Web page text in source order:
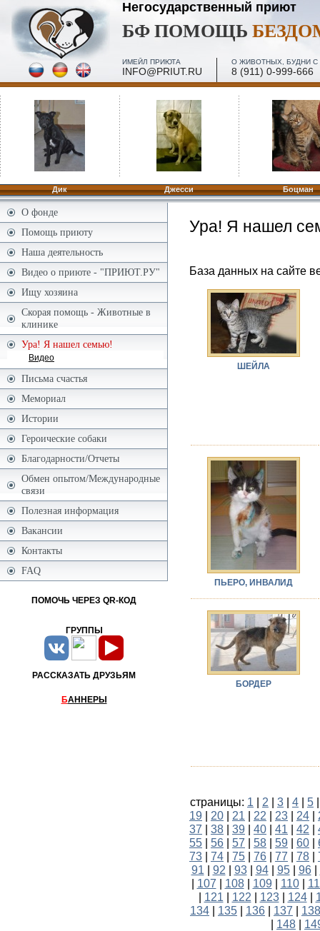
Негосударственный приют
БФ ПОМОЩЬ
ИМЕЙЛ ПРИЮТА
INFO@PRIUT.RU
О ЖИВОТНЫХ, БУДНИ С
8 (911) 0-999-666
ПОСЕЩЕНИЕ, МИНИ-ЭКСКУРСИИ - 2 И 4 ПЯТН.
Дик Джесси Боцман
Ура! Я нашел
База данных на сайте
ШЕЙЛА
ПЬЕРО, ИНВАЛИД
БОРДЕР
страницы: 1 | 2 | 3 | 4 | 5
19 | 20 | 21 | 22 | 23 | 24 |
37 | 38 | 39 | 40 | 41 | 42 |
55 | 56 | 57 | 58 | 59 | 60 |
73 | 74 | 75 | 76 | 77 | 78 |
91 | 92 | 93| 94| 95| 96|
| 107 | 108| 109 | 110|
| 121 | 122 | 123| 124|
134 | 135 | 136 | 137 | 138
| 148 |
О фонде
Помощь приюту
Наша деятельность
Видео о приюте - "ПРИЮТ.РУ"
Ищу хозяина
Скорая помощь - Животные в
клинике
Ура! Я нашел семью!
Видео
Письма счастья
Мемориал
Истории
Героические собаки
Благодарности/Отчеты
Обмен опытом/Международные
связи
Полезная информация
Вакансии
Контакты
FAQ
ПОМОЧЬ ЧЕРЕЗ QR-КОД
ГРУППЫ
РАССКАЗАТЬ ДРУЗЬЯМ
БАННЕРЫ